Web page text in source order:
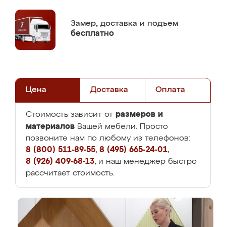
Замер, доставка и подъем
бесплатно
Цена Доставка Оплата
Стоимость зависит от размеров и
материалов Вашей мебели. Просто
позвоните нам по любому из телефонов:
8 (800) 511-89-55, 8 (495) 665-24-01,
8 (926) 409-68-13, и наш менеджер быстро
рассчитает стоимость.